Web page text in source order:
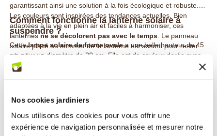
Nos cookies jardiniers
Nous utilisons des cookies pour vous offrir une
expérience de navigation personnalisée et mesurer notre
garantissant ainsi une solution à la fois écologique et robuste.
Les couleurs sont inspirées des tendances actuelles. Bien
adaptées à la vie en plein air et faciles à harmoniser, ces
lanternesne se décolorent pas avec le temps. Le panneau
solaire placé au sommet de la lanterne est assorti pour rester
très discret.
Comment fonctionne la lanterne solaire à
suspendre ?
Cettelampe solaire de forme ovalea une belle hauteur de 45
cm pour un diamètre de 20 cm. Elle est de couleur dorée avec
de très jolis motifs décoratifs filtrant la lumière en ombres
votre lanterne dehors sans crainte.
* L’ampoule LED chaude fournit un éclairage pendant environ
heures.
* Une batterie AAA rechargeable
Des possibilités de décorations multiples grâce
à la lanterne solaire extérieur à suspendre